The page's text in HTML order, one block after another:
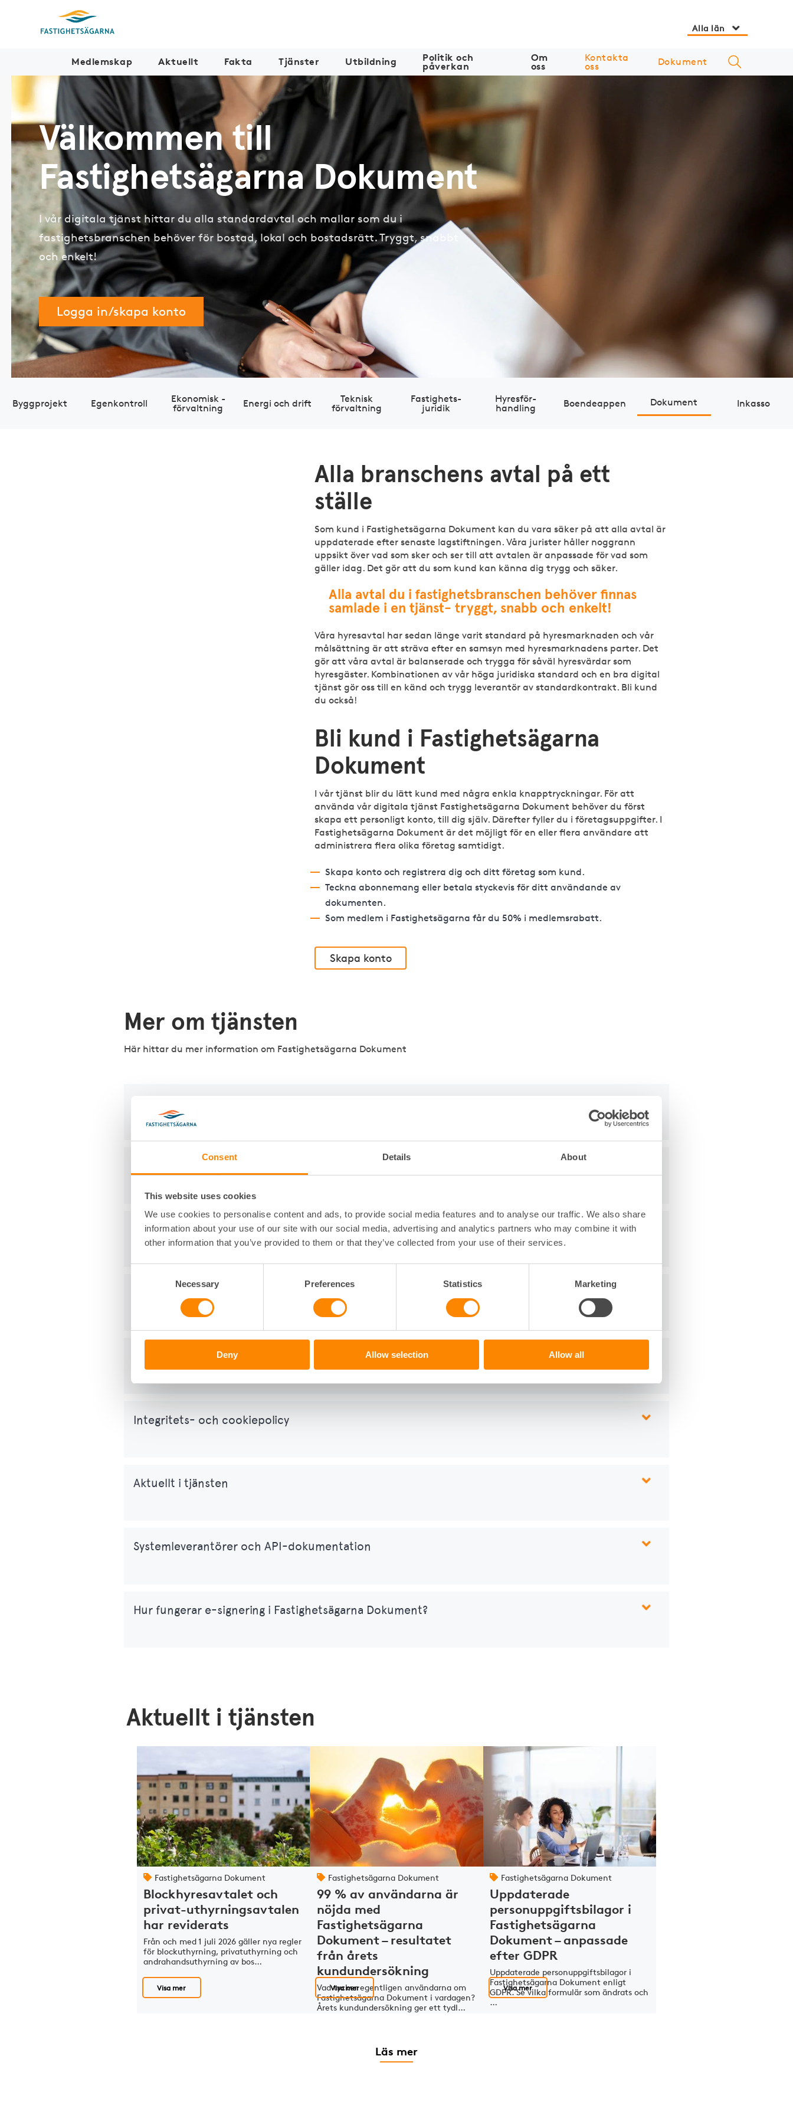
Consent Details About
This website uses cookies
We use cookies to personalise content and ads, to provide social media features and to analyse our traffic. We also share
information about your use of our site with our social media, advertising and analytics partners who may combine it with
other information that you’ve provided to them or that they’ve collected from your use of their services.
Necessary Preferences Statistics Marketing
Deny Allow selection Allow all
Alla län
Medlemskap Aktuellt Fakta Tjänster Utbildning Politik och
påverkan
Om
oss
Kontakta
oss Dokument
Välkommen till
Fastighetsägarna Dokument
I vår digitala tjänst hittar du alla standardavtal och mallar som du i
fastighetsbranschen behöver för bostad, lokal och bostadsrätt. Tryggt, snabbt
och enkelt!
Logga in/skapa konto
Bygg­projekt Egen­kontroll
Eko­nomisk ­
förvaltning
Energi och drift
Teknisk
förvaltning
Fastig­hets­
juridik
Hyres­för­
handling
Boendeappen Dokument Inkasso
Alla branschens avtal på ett
ställe
Som kund i Fastighetsägarna Dokument kan du vara säker på att alla avtal är
uppdaterade efter senaste lagstiftningen. Våra jurister håller noggrann
uppsikt över vad som sker och ser till att avtalen är anpassade för vad som
gäller idag. Det gör att du som kund kan känna dig trygg och säker.
Alla avtal du i fastighetsbranschen behöver finnas
samlade i en tjänst- tryggt, snabb och enkelt!
Våra hyresavtal har sedan länge varit standard på hyresmarknaden och vår
målsättning är att sträva efter en samsyn med hyresmarknadens parter. Det
gör att våra avtal är balanserade och trygga för såväl hyresvärdar som
hyresgäster. Kombinationen av vår höga juridiska standard och en bra digital
tjänst gör oss till en känd och trygg leverantör av standardkontrakt. Bli kund
du också!
Bli kund i Fastighetsägarna
Dokument
I vår tjänst blir du lätt kund med några enkla knapptryckningar. För att
använda vår digitala tjänst Fastighetsägarna Dokument behöver du först
skapa ett personligt konto, till dig själv. Därefter fyller du i företagsuppgifter. I
Fastighetsägarna Dokument är det möjligt för en eller flera användare att
administrera flera olika företag samtidigt.
Skapa konto och registrera dig och ditt företag som kund.
Teckna abonnemang eller betala styckevis för ditt användande av
dokumenten.
Som medlem i Fastighetsägarna får du 50% i medlemsrabatt.
Skapa konto
Mer om tjänsten
Här hittar du mer information om Fastighetsägarna Dokument
Frågor och svar
Kontakt och support
Integritets- och cookiepolicy
Aktuellt i tjänsten
Systemleverantörer och API-dokumentation
Hur fungerar e-signering i Fastighetsägarna Dokument?
Aktuellt i tjänsten
Fastighetsägarna Dokument
Blockhyresavtalet och
privat-uthyrningsavtalen
har reviderats
Från och med 1 juli 2026 gäller nya regler
för blockuthyrning, privatuthyrning och
andrahandsuthyrning av bos…
Visa mer
Fastighetsägarna Dokument
99 % av användarna är
nöjda med
Fastighetsägarna
Dokument – resultatet
från årets
kundundersökning
Vad tycker egentligen användarna om
Fastighetsägarna Dokument i vardagen?
Årets kundundersökning ger ett tydl…
Visa mer
Fastighetsägarna Dokument
Uppdaterade
personuppgiftsbilagor i
Fastighetsägarna
Dokument – anpassade
efter GDPR
Uppdaterade personuppgiftsbilagor i
Fastighetsägarna Dokument enligt
GDPR. Se vilka formulär som ändrats och
…
Visa mer
Läs mer